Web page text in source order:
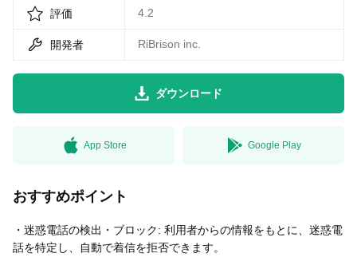
無料猫ミーム
評価 4.2
開発者 RiBrison inc.
ダウンロード
App Store Google Play
おすすめポイント
・迷惑電話の検出・ブロック: 利用者からの情報をもとに、迷惑電
話を特定し、自動で着信を拒否できます。